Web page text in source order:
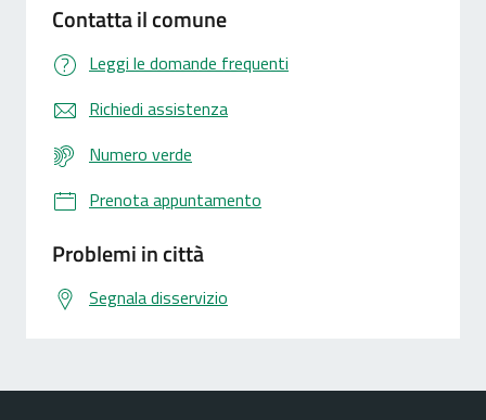
Contatta il comune
Leggi le domande frequenti
Richiedi assistenza
Numero verde
Prenota appuntamento
Problemi in città
Segnala disservizio